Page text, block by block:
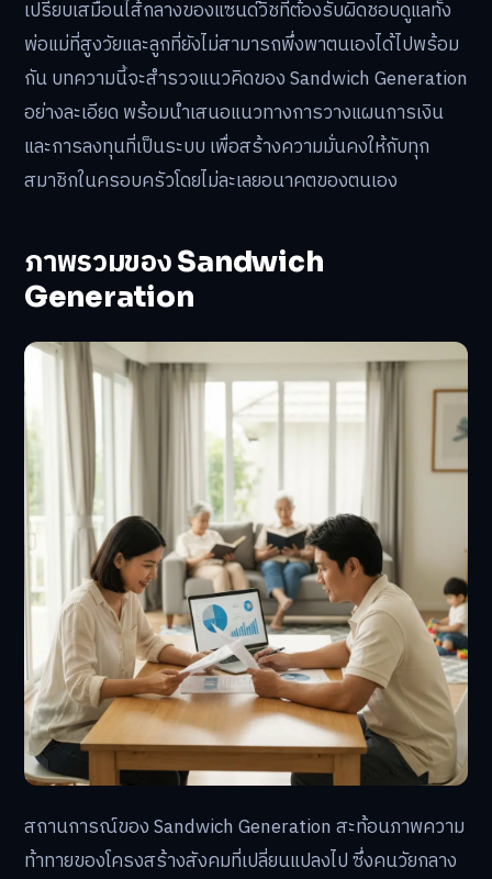
เปรียบเสมือนไส้กลางของแซนด์วิชที่ต้องรับผิดชอบดูแลทั้ง
พ่อแม่ที่สูงวัยและลูกที่ยังไม่สามารถพึ่งพาตนเองได้ไปพร้อม
กัน บทความนี้จะสำรวจแนวคิดของ Sandwich Generation
อย่างละเอียด พร้อมนำเสนอแนวทางการวางแผนการเงิน
และการลงทุนที่เป็นระบบ เพื่อสร้างความมั่นคงให้กับทุก
สมาชิกในครอบครัวโดยไม่ละเลยอนาคตของตนเอง
ภาพรวมของ Sandwich
Generation
สถานการณ์ของ Sandwich Generation สะท้อนภาพความ
ท้าทายของโครงสร้างสังคมที่เปลี่ยนแปลงไป ซึ่งคนวัยกลาง